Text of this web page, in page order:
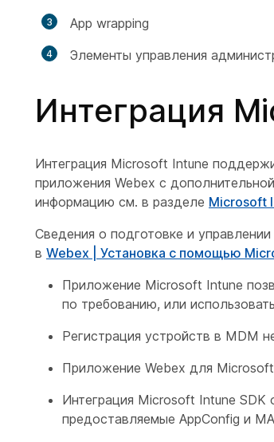
App wrapping
Элементы управления
Интеграция
Интеграция Microsoft Intune
приложения Webex с
информацию см. в разделе Microsoft
Сведения о подготовке и
в Webex | Установка с помощью
Приложение Microsoft Intune
по требованию, или
Регистрация устройств в MDM
Приложение Webex для
Интеграция Microsoft Intune SDK
предоставляемые AppConfig и